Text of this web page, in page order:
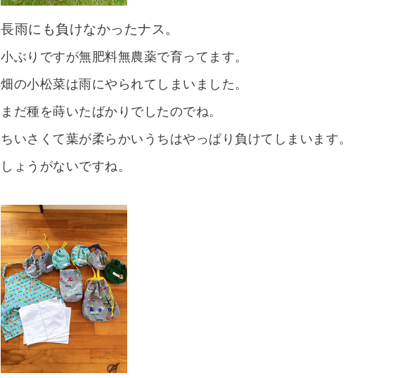
長雨にも負けなかったナス。
小ぶりですが無肥料無農薬で育ってます。
畑の小松菜は雨にやられてしまいました。
まだ種を蒔いたばかりでしたのでね。
ちいさくて葉が柔らかいうちはやっぱり負けてしまいます。
しょうがないですね。